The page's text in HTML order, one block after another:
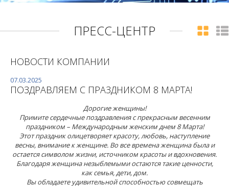
ПРЕСС-ЦЕНТР
НОВОСТИ КОМПАНИИ
07.03.2025
ПОЗДРАВЛЯЕМ С ПРАЗДНИКОМ 8 МАРТА!
Дорогие женщины!
Примите сердечные поздравления с прекрасным весенним
праздником – Международным женским днем 8 Марта!
Этот праздник олицетворяет красоту, любовь, наступление
весны, внимание к женщине. Во все времена женщина была и
остается символом жизни, источником красоты и вдохновения.
Благодаря женщина незыблемыми остаются такие ценности,
как семья, дети, дом.
Вы обладаете удивительной способностью совмещать